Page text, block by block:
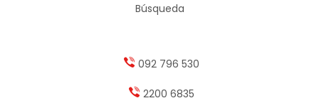
Búsqueda
092 796 530
2200 6835